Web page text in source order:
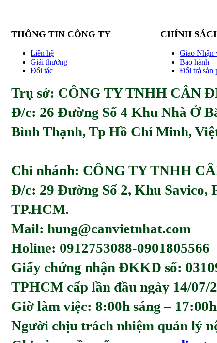
THÔNG TIN CÔNG TY
Liên hệ
Giải thưởng
Đối tác
CHÍNH
Giao Nhận
Bảo hành
Đổi trả sản
Trụ sở: CÔNG TY TNHH CÂN
Đ/c: 26 Đường Số 4 Khu Nhà Ở
Bình Thạnh, Tp Hồ Chí Minh,
Chi nhánh: CÔNG TY TNHH
Đ/c: 29 Đường Số 2, Khu Savico,
TP.HCM.
Mail: hung@canvietnhat.com
Holine: 0912753088-0901805566
Giấy chứng nhận ĐKKD số:
TPHCM cấp lần đầu ngày 14/07/
Giờ làm việc: 8:00h sáng –
Người chịu trách nhiệm quản lý